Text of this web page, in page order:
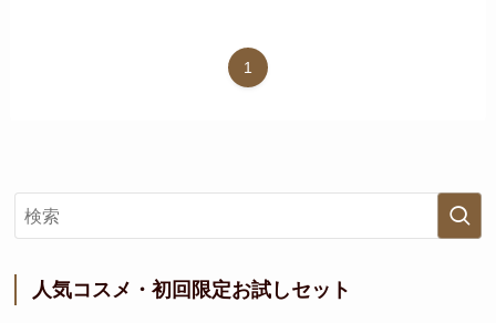
1
人気コスメ・初回限定お試しセット